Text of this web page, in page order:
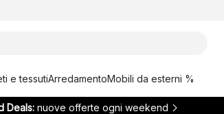
e tessutiArredamentoMobili da esterni %
Deals: nuove offerte ogni weekend